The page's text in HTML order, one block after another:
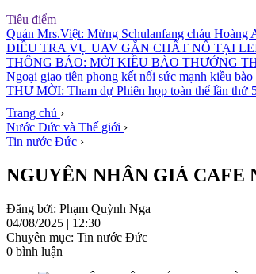
Tiêu điểm
Quán Mrs.Việt: Mừng Schulanfang cháu Hoàng
ĐIỀU TRA VỤ UAV GẮN CHẤT NỔ TẠI
THÔNG BÁO: MỜI KIỀU BÀO THƯỞNG
Ngoại giao tiên phong kết nối sức mạnh kiều
THƯ MỜI: Tham dự Phiên họp toàn thể lần thứ
Trang chủ ›
Nước Đức và Thế giới ›
Tin nước Đức ›
NGUYÊN NHÂN GIÁ CAFE
Đăng bởi: Phạm Quỳnh Nga
04/08/2025 | 12:30
Chuyên mục: Tin nước Đức
0 bình luận